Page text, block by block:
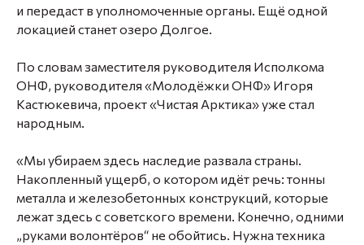
и передаст в уполномоченные органы. Ещё одной
локацией станет озеро Долгое.
По словам заместителя руководителя Исполкома
ОНФ, руководителя «Молодёжки ОНФ» Игоря
Кастюкевича, проект «Чистая Арктика» уже стал
народным.
«Мы убираем здесь наследие развала страны.
Накопленный ущерб, о котором идёт речь: тонны
металла и железобетонных конструкций, которые
лежат здесь с советского времени. Конечно, одними
„руками волонтёров“ не обойтись. Нужна техника